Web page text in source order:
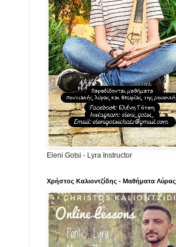
Eleni Gotsi - Lyra Instructor
Χρήστος Καλιοντζίδης - Μαθήματα Λύρας